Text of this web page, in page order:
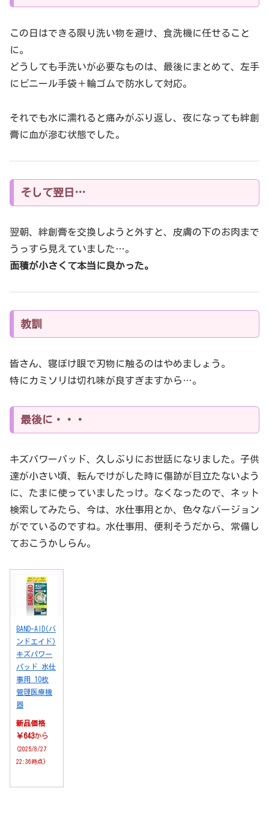
この日はできる限り洗い物を避け、食洗機に任せること
に。
どうしても手洗いが必要なものは、最後にまとめて、左手
にビニール手袋＋輪ゴムで防水して対応。
それでも水に濡れると痛みがぶり返し、夜になっても絆創
膏に血が滲む状態でした。
そして翌日…
翌朝、絆創膏を交換しようと外すと、皮膚の下のお肉まで
うっすら見えていました…。
面積が小さくて本当に良かった。
教訓
皆さん、寝ぼけ眼で刃物に触るのはやめましょう。
特にカミソリは切れ味が良すぎますから…。
最後に・・・
キズパワーパッド、久しぶりにお世話になりました。子供
達が小さい頃、転んでけがした時に傷跡が目立たないよう
に、たまに使っていましたっけ。なくなったので、ネット
検索してみたら、今は、水仕事用とか、色々なバージョン
がでているのですね。水仕事用、便利そうだから、常備し
ておこうかしらん。
BAND-AID(バ
ンドエイド)
キズパワー
パッド 水仕
事用 10枚
管理医療機
器
新品価格
￥643から
(2025/8/27
22:36時点)